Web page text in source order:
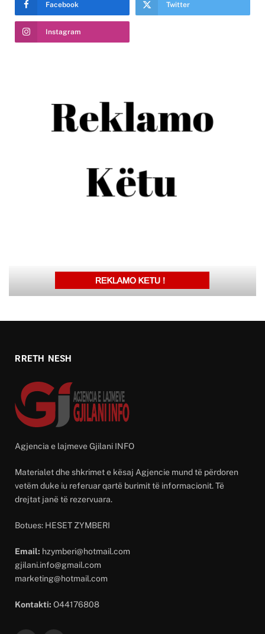
Facebook Twitter
Instagram
RRETH NESH
Agjencia e lajmeve Gjilani INFO
Materialet dhe shkrimet e kësaj Agjencie mund të përdoren
vetëm duke iu referuar qartë burimit të informacionit. Të
drejtat janë të rezervuara.
Botues: HESET ZYMBERI
Email: hzymberi@hotmail.com
gjilani.info@gmail.com
marketing@hotmail.com
Kontakti: O44176808